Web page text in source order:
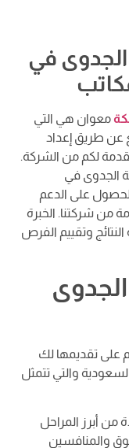
في
معوان هي التي
طريق إعداد
لكم من الشركة.
الجدوى في
على الدعم
من شركتنا. الخبرة
وتقييم الفرص
على تقديمها لك
والتي تتمثل
من أبرز المراحل
والمنافسين